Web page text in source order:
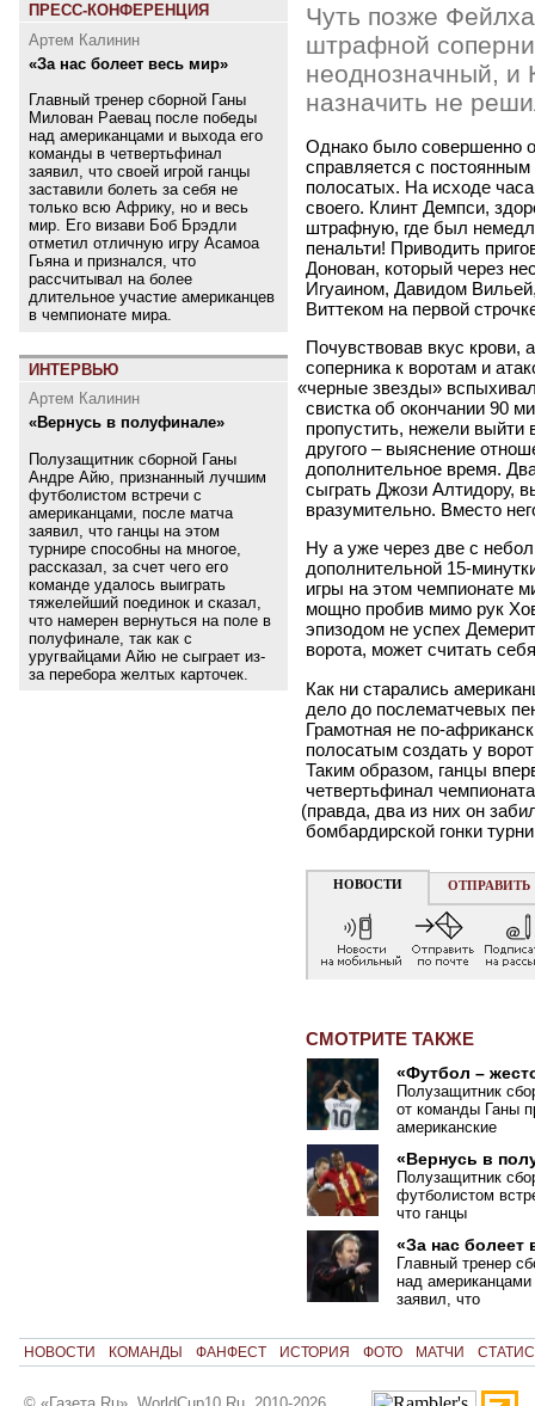
Чуть позже
штрафной
неоднозначный, и
назначить не
Однако было совершенно
справляется с
полосатых. На исходе
своего. Клинт Демпси,
штрафную, где был
пенальти! Приводить
Донован, который через
Игуаином, Давидом
Виттеком на первой
Почувствовав вкус крови,
соперника к воротам и
«черные звезды»
свистка об окончании 90
пропустить, нежели выйти
другого – выяснение
дополнительное время.
сыграть Джози Алтидору,
вразумительно. Вместо
Ну а уже через две с
дополнительной 15-
игры на этом чемпионате
мощно пробив мимо рук
эпизодом не успех
ворота, может считать
Как ни старались
дело до послематчевых
Грамотная не по-
полосатым создать у
Таким образом, ганцы
четвертьфинал
(правда, два из них он
бомбардирской гонки
НОВОСТИ ОТПРАВИТЬ
СМОТРИТЕ ТАКЖЕ
«Футбол –
Полузащитник
от команды Ганы
американские
«Вернусь в
Полузащитник
футболистом
что ганцы
«За нас болеет
Главный тренер
над
заявил, что
ПРЕСС-КОНФЕРЕНЦИЯ
Артем Калинин
«За нас болеет весь мир»
Главный тренер сборной Ганы
Милован Раевац после победы
над американцами и выхода его
команды в четвертьфинал
заявил, что своей игрой ганцы
заставили болеть за себя не
только всю Африку, но и весь
мир. Его визави Боб Брэдли
отметил отличную игру Асамоа
Гьяна и признался, что
рассчитывал на более
длительное участие американцев
в чемпионате мира.
ИНТЕРВЬЮ
Артем Калинин
«Вернусь в полуфинале»
Полузащитник сборной Ганы
Андре Айю, признанный лучшим
футболистом встречи с
американцами, после матча
заявил, что ганцы на этом
турнире способны на многое,
рассказал, за счет чего его
команде удалось выиграть
тяжелейший поединок и сказал,
что намерен вернуться на поле в
полуфинале, так как с
уругвайцами Айю не сыграет из-
за перебора желтых карточек.
НОВОСТИ КОМАНДЫ ФАНФЕСТ ИСТОРИЯ ФОТО МАТЧИ